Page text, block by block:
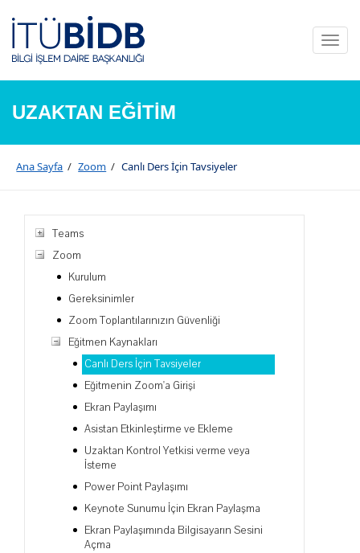
UZAKTAN EĞİTİM
Ana Sayfa / Zoom / Canlı Ders İçin Tavsiyeler
Teams
Zoom
Kurulum
Gereksinimler
Zoom Toplantılarınızın Güvenliği
Eğitmen Kaynakları
Canlı Ders İçin Tavsiyeler
Eğitmenin Zoom'a Girişi
Ekran Paylaşımı
Asistan Etkinleştirme ve Ekleme
Uzaktan Kontrol Yetkisi verme veya
İsteme
Power Point Paylaşımı
Keynote Sunumu İçin Ekran Paylaşma
Ekran Paylaşımında Bilgisayarın Sesini
Açma